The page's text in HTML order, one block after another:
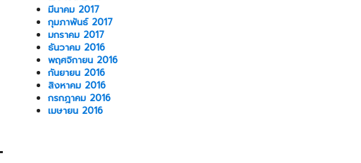
มีนาคม 2017
กุมภาพันธ์ 2017
มกราคม 2017
ธันวาคม 2016
พฤศจิกายน 2016
กันยายน 2016
สิงหาคม 2016
กรกฎาคม 2016
เมษายน 2016